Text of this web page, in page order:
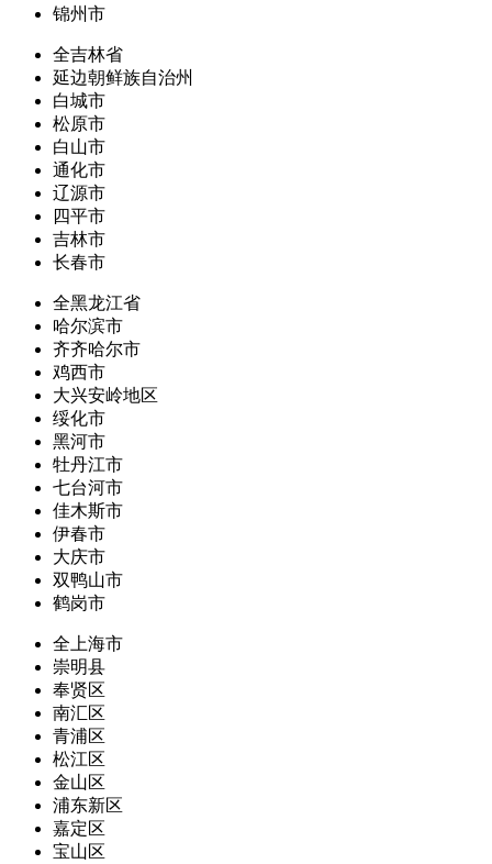
锦州市
全吉林省
延边朝鲜族自治州
白城市
松原市
白山市
通化市
辽源市
四平市
吉林市
长春市
全黑龙江省
哈尔滨市
齐齐哈尔市
鸡西市
大兴安岭地区
绥化市
黑河市
牡丹江市
七台河市
佳木斯市
伊春市
大庆市
双鸭山市
鹤岗市
全上海市
崇明县
奉贤区
南汇区
青浦区
松江区
金山区
浦东新区
嘉定区
宝山区